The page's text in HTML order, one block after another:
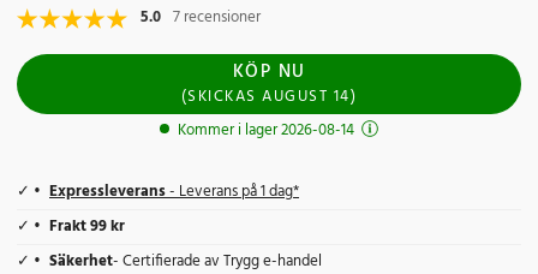
5.0 7 recensioner
KÖP NU
(SKICKASAUGUST 14)
Kommer i lager 2026-08-14
Expressleverans- Leverans på 1 dag*
Frakt 99 kr
Säkerhet- Certifierade av Trygg e-handel